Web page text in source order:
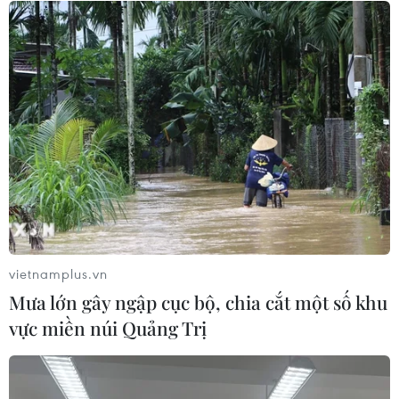
04/08/2026 07:36
Hệ thống tượng thờ độc đáo làm nên
giá trị đặc biệt của đền Cửa Ông
04/08/2026 07:36
Khám phá Okayama - thành phố
phía Tây của Nhật Bản
04/08/2026 07:19
Quảng Ngãi: Chiêm ngưỡng
cảnh sắc tuyệt đẹp của gành Đá Đỏ
04/08/2026 07:08
vietnamplus.vn
Mưa lớn gây ngập cục bộ, chia cắt một số khu
vực miền núi Quảng Trị